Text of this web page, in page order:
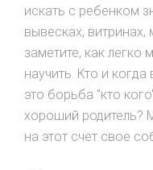
искать с ребенком
вывесках,
заметите, как
научить. Кто и
это борьба "кто
хороший родитель?
на этот счет свое